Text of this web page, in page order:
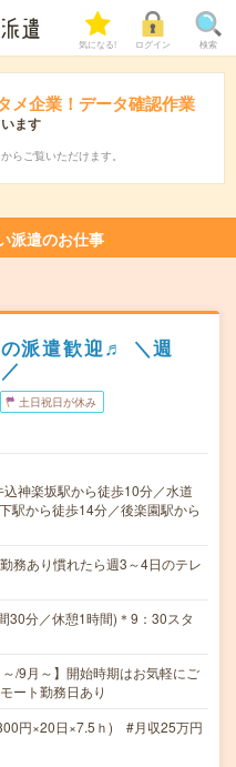
気になる! ログイン 検索
メ企業！データ確認作業
ます
からご覧いただけます。
派遣のお仕事
の派遣歓迎♬ ＼週
土日祝日が休み
神楽坂駅から徒歩10分／水道
駅から徒歩14分／後楽園駅から
務あり慣れたら週3～4日のテレ
30分／休憩1時間)＊9：30スタ
/9月～】開始時期はお気軽にご
ート勤務日あり
円×20日×7.5ｈ) #月収25万円